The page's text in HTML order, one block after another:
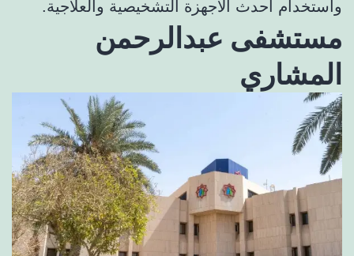
واستخدام أحدث الأجهزة التشخيصية والعلاجية.
مستشفى عبدالرحمن
المشاري